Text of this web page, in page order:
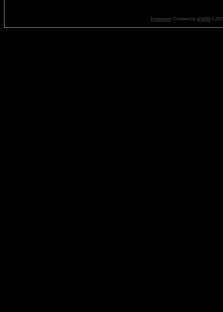
Impressum. Powered byphpBB©